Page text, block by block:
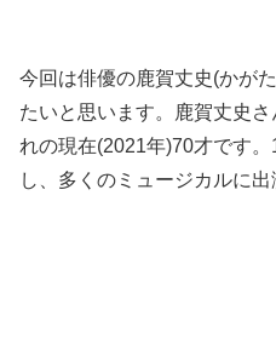
今回は俳優の鹿賀丈史(かが
たいと思います。鹿賀丈史
れの現在(2021年)70才です
し、多くのミュージカルに